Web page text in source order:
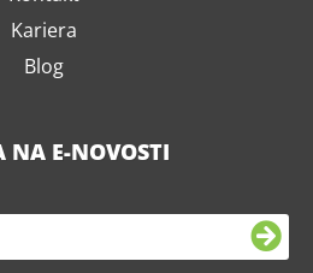
Kariera
Blog
NA E-NOVOSTI